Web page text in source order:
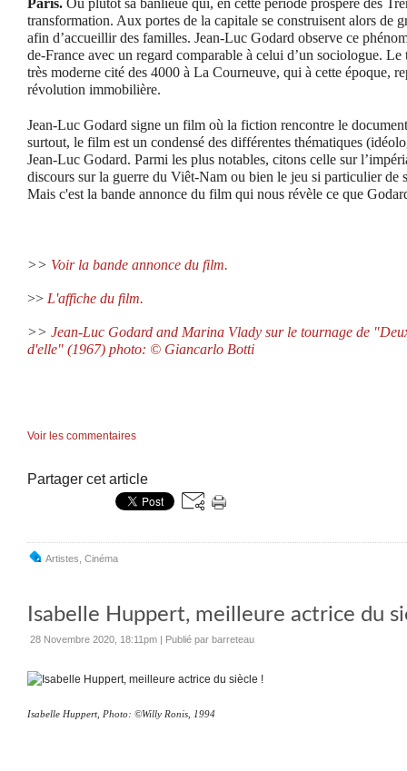
Paris. Ou plutôt sa banlieue qui, en cette période prospère des
transformation. Aux portes de la capitale se construisent alors de
afin d’accueillir des familles. Jean-Luc Godard observe ce
de-France avec un regard comparable à celui d’un sociologue.
très moderne cité des 4000 à La Courneuve, qui à cette époque,
révolution immobilière.
Jean-Luc Godard signe un film où la fiction rencontre le
surtout, le film est un condensé des différentes thématiques
Jean-Luc Godard. Parmi les plus notables, citons celle sur
discours sur la guerre du Viêt-Nam ou bien le jeu si particulier de
Mais c'est la bande annonce du film qui nous révèle ce que
>> Voir la bande annonce du film.
>> L'affiche du film.
>> Jean-Luc Godard and Marina Vlady sur le tournage de
d'elle" (1967) photo: © Giancarlo Botti
Voir les commentaires
Partager cet article
Artistes Cinéma
Isabelle Huppert, meilleure actrice du
28 Novembre 2020, 18:11pm Publié par barreteau
Isabelle Huppert, Photo: ©Willy Ronis, 1994